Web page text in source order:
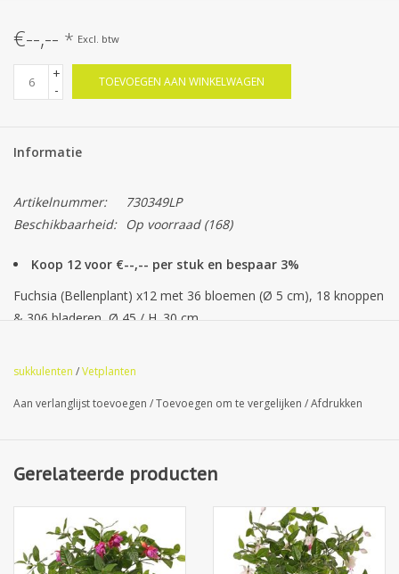
€--,-- * Excl. btw
+
-
TOEVOEGEN AAN WINKELWAGEN
Informatie
Artikelnummer:
730349LP
Beschikbaarheid:
Op voorraad(168)
Koop 12 voor €--,-- per stuk en bespaar 3%
Fuchsia (Bellenplant) x12 met 36 bloemen (Ø 5 cm), 18 knoppen
& 306 bladeren, Ø 45 / H. 30 cm
sukkulenten /Vetplanten
Aan verlanglijst toevoegen /Toevoegen om te vergelijken /Afdrukken
Gerelateerde producten